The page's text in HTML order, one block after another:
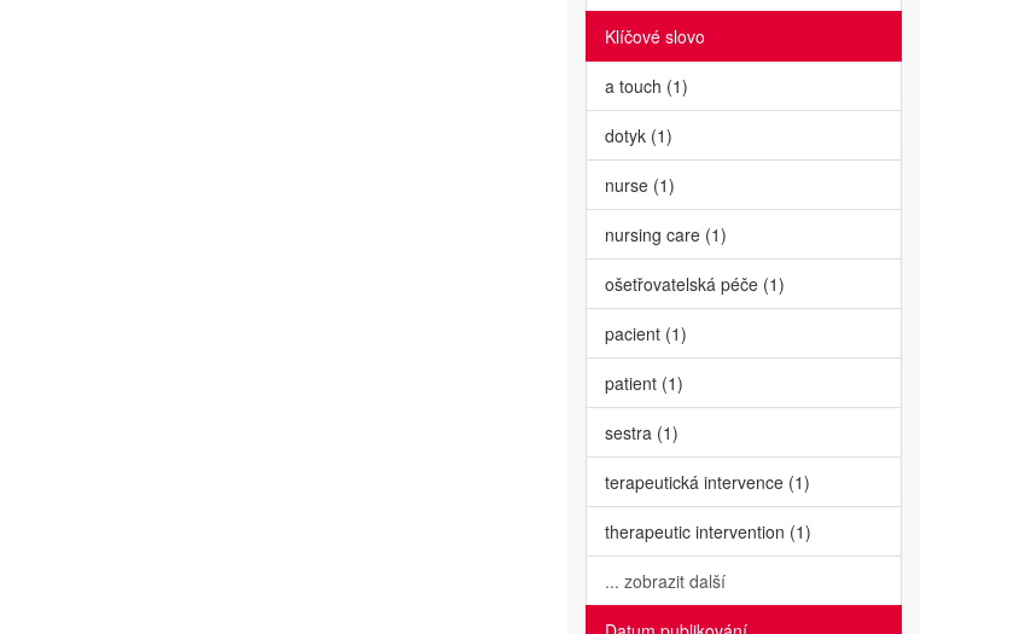
Klíčové slovo
a touch (1)
dotyk (1)
nurse (1)
nursing care (1)
ošetřovatelská péče (1)
pacient (1)
patient (1)
sestra (1)
terapeutická intervence (1)
therapeutic intervention (1)
... zobrazit další